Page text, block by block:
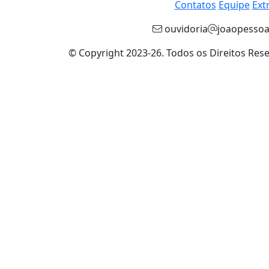
Contatos Equipe
ouvidoria
© Copyright 2023-26. Todos os Direitos